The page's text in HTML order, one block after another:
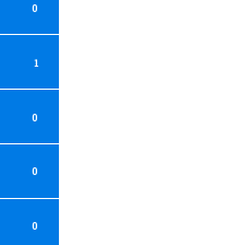
0
1
0
0
0